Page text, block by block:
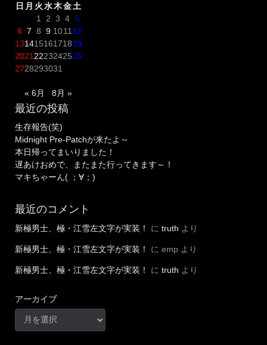
日 月 火水木金土
1
2 3 4 5
6 7 8 9 1011 12
13141516171819
2021 2223242526
2728293031
« 6月 8月 »
最近の投稿
生存報告(笑)
Midnight Pre-Patchが来たよ～
本日帰ってまいりました！
遅あけおめで、またまた行ってきます～！
マキちゃーん( ；∀；)
最近のコメント
新極男士、極・江雪左文字が実装！ に truth より
新極男士、極・江雪左文字が実装！ に emp より
新極男士、極・江雪左文字が実装！ に truth より
アーカイブ